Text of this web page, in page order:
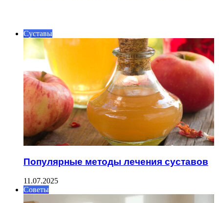
Суставы
Популярные методы лечения суставов
11.07.2025
Советы